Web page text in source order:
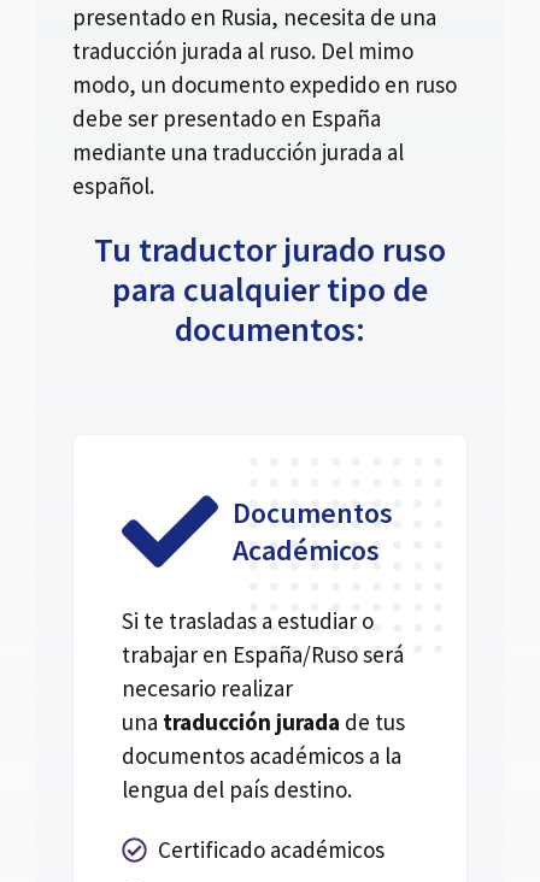
presentado en Rusia, necesita de una
traducción jurada al ruso. Del mimo
modo, un documento expedido en ruso
debe ser presentado en España
mediante una traducción jurada al
español.
Tu traductor jurado ruso
para cualquier tipo de
documentos:
Documentos
Académicos
Si te trasladas a estudiar o
trabajar en España/Ruso será
necesario realizar
una traducción jurada de tus
documentos académicos a la
lengua del país destino.
Certificado académicos